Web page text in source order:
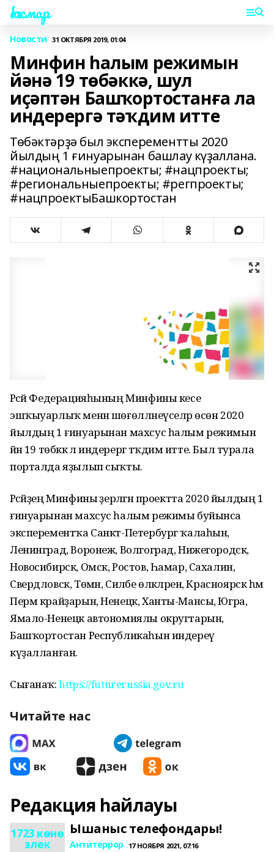
Һаҡмар
Новости 31 ОКТЯБРЯ 2019, 01:04
Минфин һалым режимын
йәнә 19 төбәккә, шул
иҫәптән Башҡортостанға ла
индерергә тәҡдим итте
Төбәктәрҙә был эксперементты 2020
йылдың 1 ғинуарынан башлау күҙаллана.
#национальныепроекты; #нацпроекты;
#региональныепроекты; #регпроекты;
#нацпроектыБашкортостан
Рәсәй Федерацияһының Минфины кесе
эшҡыуарлыҡ менән шөғөлләнеүселәр өсөн 2020
йылдың 1 ғинуарынан махсус һалым режимын
йәнә 19 төбәккә лә индерергә тәҡдим итте. Был турала
порталда яҙылып сыҡты.
Рәсәйҙең Минфины әҙерләгән проектта 2020 йылдың 1
ғинуарынан махсус һалым режимы буйынса
эксперементҡа Санкт-Петербург ҡалаһын,
Ленинград, Воронеж, Волгоград, Нижегородск,
Новосибирск, Омск, Ростов, Һамар, Сахалин,
Свердловск, Төмән, Силәбе өлкәләрен, Красноярск һәм
Перм крайҙарын, Ненецк, Ханты-Мансы, Югра,
Ямало-Ненецк автономиялы округтарын,
Башҡортостан Республикаһын индереү
күҙалланған.
Сығанаҡ:https://futurerussia.gov.ru
Читайте нас
Редакция һайлауы
1723 көнө
элек
Ышаныс телефондары!
Антитеррор 17 НОЯБРЯ 2021, 07:16